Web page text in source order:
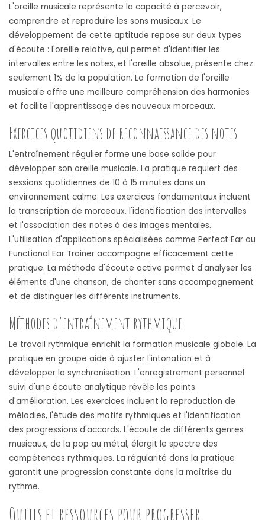
L'oreille musicale représente la capacité à percevoir,
comprendre et reproduire les sons musicaux. Le
développement de cette aptitude repose sur deux types
d'écoute : l'oreille relative, qui permet d'identifier les
intervalles entre les notes, et l'oreille absolue, présente chez
seulement 1% de la population. La formation de l'oreille
musicale offre une meilleure compréhension des harmonies
et facilite l'apprentissage des nouveaux morceaux.
Exercices quotidiens de reconnaissance des notes
L'entraînement régulier forme une base solide pour
développer son oreille musicale. La pratique requiert des
sessions quotidiennes de 10 à 15 minutes dans un
environnement calme. Les exercices fondamentaux incluent
la transcription de morceaux, l'identification des intervalles
et l'association des notes à des images mentales.
L'utilisation d'applications spécialisées comme Perfect Ear ou
Functional Ear Trainer accompagne efficacement cette
pratique. La méthode d'écoute active permet d'analyser les
éléments d'une chanson, de chanter sans accompagnement
et de distinguer les différents instruments.
Méthodes d'entraînement rythmique
Le travail rythmique enrichit la formation musicale globale. La
pratique en groupe aide à ajuster l'intonation et à
développer la synchronisation. L'enregistrement personnel
suivi d'une écoute analytique révèle les points
d'amélioration. Les exercices incluent la reproduction de
mélodies, l'étude des motifs rythmiques et l'identification
des progressions d'accords. L'écoute de différents genres
musicaux, de la pop au métal, élargit le spectre des
compétences rythmiques. La régularité dans la pratique
garantit une progression constante dans la maîtrise du
rythme.
Outils et ressources pour progresser